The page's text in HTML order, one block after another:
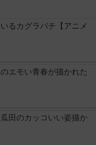
るカグラバチ【アニメ
エモい青春が描かれた
田のカッコいい姿描か